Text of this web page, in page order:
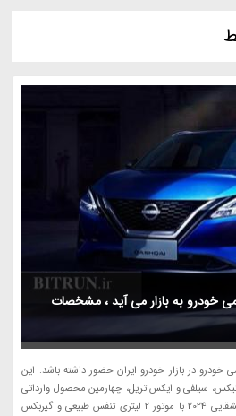
2024 با نامی خودرو به بازار می آید ، مشخصات
است با نامی خودرو در بازار خودرو ایران حضور داشته باشد. این
سیلفی و ایکس تریل، چهارمین محصول وارداتی
نامی خودرو به ایران است. نیسان قشقایی 2024 با موتور 2 لیتری تنفس طبیعی و گیربکس